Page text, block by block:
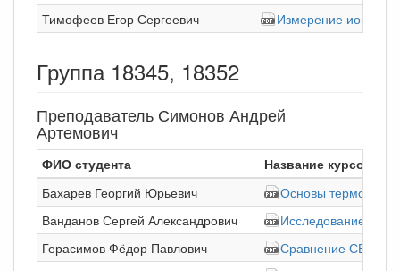
Тимофеев Егор Сергеевич
Измерение
Группа 18345, 18352
Преподаватель Симонов Андрей
Артемович
ФИО студента
Название курсовой
Бахарев Георгий Юрьевич
Основы
Ванданов Сергей Александрович
Исследование
Герасимов Фёдор Павлович
Сравнение СВЧ--